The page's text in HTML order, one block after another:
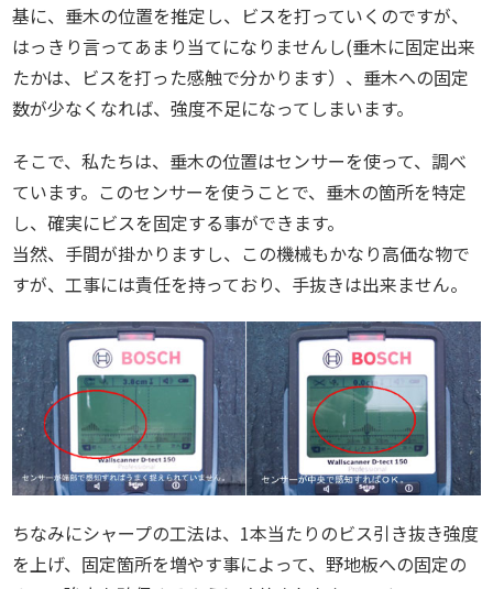
基に、垂木の位置を推定し、ビスを打っていくのですが、
はっきり言ってあまり当てになりませんし(垂木に固定出来
たかは、ビスを打った感触で分かります）、垂木への固定
数が少なくなれば、強度不足になってしまいます。
そこで、私たちは、垂木の位置はセンサーを使って、調べ
ています。このセンサーを使うことで、垂木の箇所を特定
し、確実にビスを固定する事ができます。
当然、手間が掛かりますし、この機械もかなり高価な物で
すが、工事には責任を持っており、手抜きは出来ません。
ちなみにシャープの工法は、1本当たりのビス引き抜き強度
を上げ、固定箇所を増やす事によって、野地板への固定の